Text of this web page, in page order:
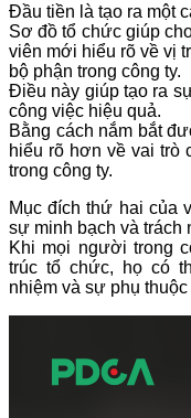
Đầu tiền là tạo ra một
Sơ đồ tổ chức giúp
viên mới hiểu rõ về vị
bộ phận trong công ty.
Điều này giúp tạo ra
công việc hiệu quả.
Bằng cách nắm bắt
hiểu rõ hơn về vai trò
trong công ty.
Mục đích thứ hai của
sự minh bạch và trách
Khi mọi người trong
trúc tổ chức, họ có
nhiệm và sự phụ